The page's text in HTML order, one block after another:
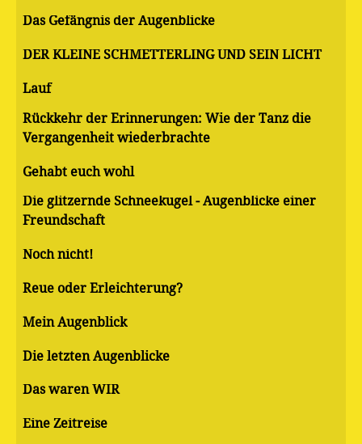
Das Gefängnis der Augenblicke
DER KLEINE SCHMETTERLING UND SEIN LICHT
Lauf
Rückkehr der Erinnerungen: Wie der Tanz die
Vergangenheit wiederbrachte
Gehabt euch wohl
Die glitzernde Schneekugel - Augenblicke einer
Freundschaft
Noch nicht!
Reue oder Erleichterung?
Mein Augenblick
Die letzten Augenblicke
Das waren WIR
Eine Zeitreise